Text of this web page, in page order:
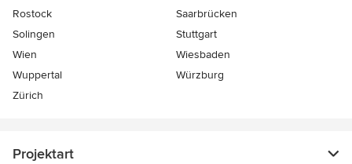
Rostock
Saarbrücken
Solingen
Stuttgart
Wien
Wiesbaden
Wuppertal
Würzburg
Zürich
Projektart